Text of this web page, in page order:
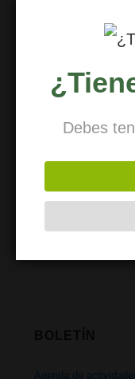
Agenda de
Debes